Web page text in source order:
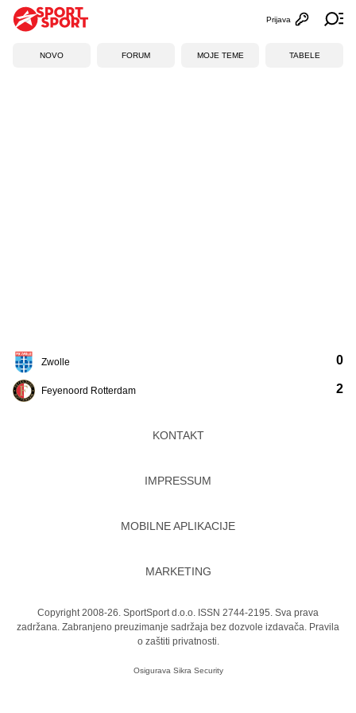
Otvori
Prijava
NOVO FORUM MOJE TEME TABELE
Zwolle
Feyenoord Rotterdam
0
2
KONTAKT
IMPRESSUM
MOBILNE APLIKACIJE
MARKETING
Copyright 2008-26. SportSport d.o.o. ISSN 2744-2195. Sva prava
zadržana. Zabranjeno preuzimanje sadržaja bez dozvole izdavača. Pravila
o zaštiti privatnosti.
Osigurava Sikra Security